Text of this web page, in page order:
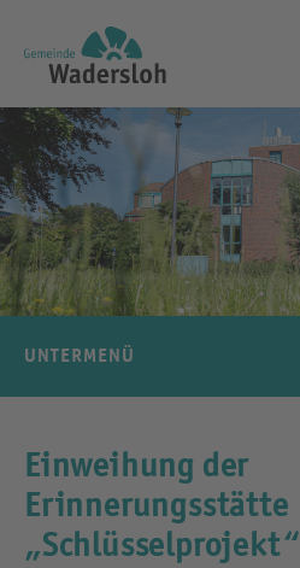
UNTERMENÜ
Einweihung der
Erinnerungsstätte
„Schlüsselprojekt“